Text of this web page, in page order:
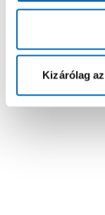
Kizárólag